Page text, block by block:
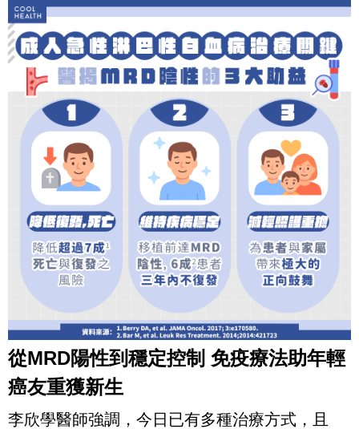
從MRD陽性到穩定控制 免疫療法助年輕
癌友重獲新生
李欣學醫師強調，今日已有多種治療方式，且